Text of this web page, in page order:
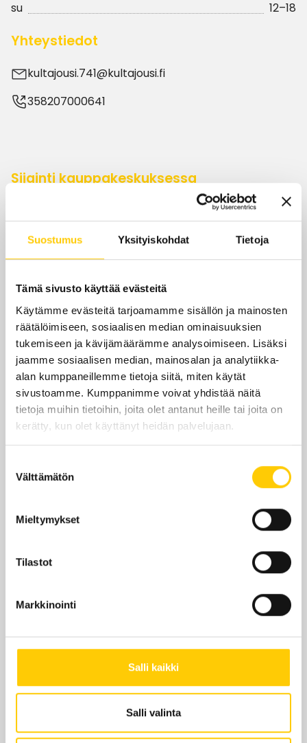
Suostumus Yksityiskohdat Tietoja
Tämä sivusto käyttää evästeitä
Käytämme evästeitä tarjoamamme sisällön ja mainosten
räätälöimiseen, sosiaalisen median ominaisuuksien
tukemiseen ja kävijämäärämme analysoimiseen. Lisäksi
jaamme sosiaalisen median, mainosalan ja analytiikka-
alan kumppaneillemme tietoja siitä, miten käytät
sivustoamme. Kumppanimme voivat yhdistää näitä
tietoja muihin tietoihin, joita olet antanut heille tai joita on
kerätty, kun olet käyttänyt heidän palvelujaan.
valinta
Välttämätön
Mieltymykset
Tilastot
Markkinointi
Salli kaikki
Salli valinta
su
12–18
Yhteystiedot
kultajousi.741@kultajousi.fi
358207000641
Sijainti kauppakeskuksessa
Edut ja tarjoukset
VERONPALAUTUS ALE
-20%
9.8. saakka
VERONPALAUTUSALE